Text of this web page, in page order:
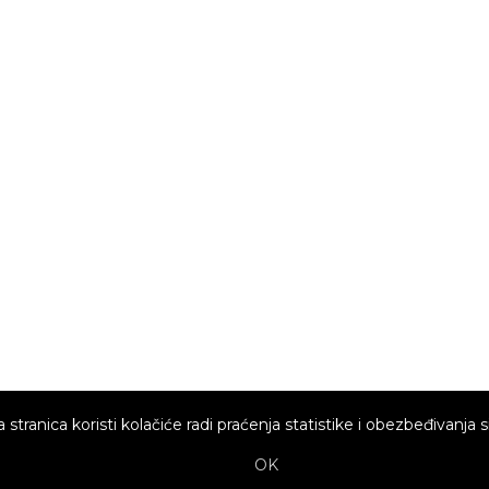
stranica koristi kolačiće radi praćenja statistike i obezbeđivanja
OK